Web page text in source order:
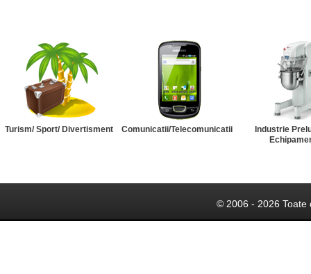
Turism/ Sport/ Divertisment Comunicatii/Telecomunicatii
Industrie
© 2006 - 2026